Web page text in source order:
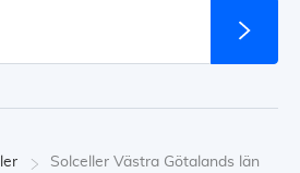
Solceller Västra Götalands län